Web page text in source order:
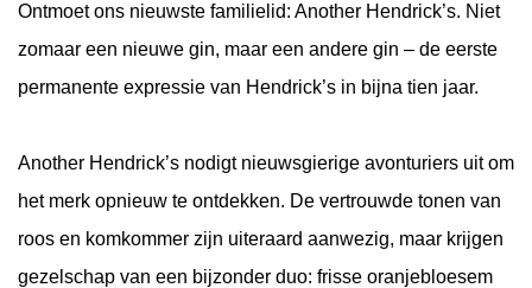
Ontmoet ons nieuwste familielid: Another Hendrick’s. Niet
zomaar een nieuwe gin, maar een andere gin – de eerste
permanente expressie van Hendrick’s in bijna tien jaar.
Another Hendrick’s nodigt nieuwsgierige avonturiers uit om
het merk opnieuw te ontdekken. De vertrouwde tonen van
roos en komkommer zijn uiteraard aanwezig, maar krijgen
gezelschap van een bijzonder duo: frisse oranjebloesem